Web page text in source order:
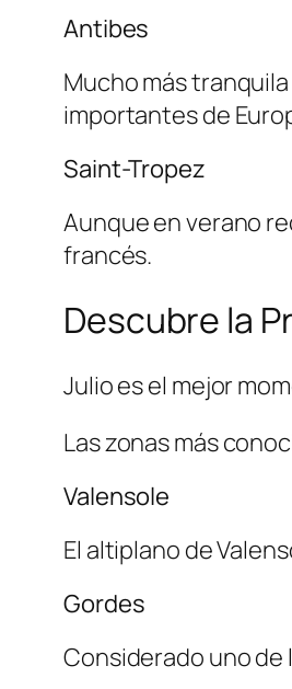
Antibes
Mucho más
importantes de
Saint-Tropez
Aunque en verano
francés.
Descubre la
Julio es el mejor
Las zonas más
Valensole
El altiplano de
Gordes
Considerado uno de